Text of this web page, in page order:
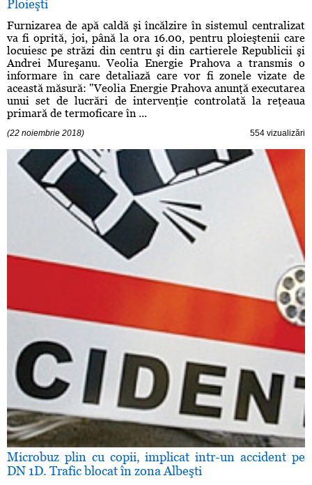
Ploieşti
Furnizarea de apă caldă şi încălzire în sistemul centralizat
va fi oprită, joi, până la ora 16.00, pentru ploieştenii care
locuiesc pe străzi din centru şi din cartierele Republicii şi
Andrei Mureşanu. Veolia Energie Prahova a transmis o
informare în care detaliază care vor fi zonele vizate de
această măsură: "Veolia Energie Prahova anunţă executarea
unui set de lucrări de intervenţie controlată la reţeaua
primară de termoficare în ...
(22 noiembrie 2018) 554 vizualizări
Microbuz plin cu copii, implicat intr-un accident pe
DN 1D. Trafic blocat în zona Albeşti